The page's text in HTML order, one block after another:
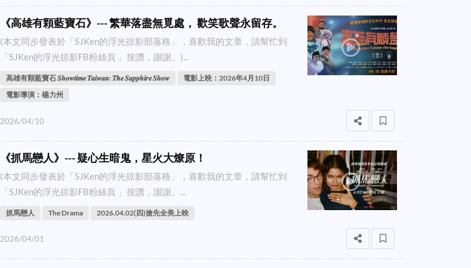
《高雄有顆藍寶石》--- 繁華落盡無覓處， 歡笑歌聲永留存。
(本文同步發表於「SJKen的浮光掠影部落格」，喜歡我的文章，請幫忙到
「SJKen的浮光掠影FB粉絲頁 」按讚，謝謝。)...
高雄有顆藍寶石 𝑺𝒉𝒐𝒘𝒕𝒊𝒎𝒆 𝑻𝒂𝒊𝒘𝒂𝒏: 𝑻𝒉𝒆 𝑺𝒂𝒑𝒑𝒉𝒊𝒓𝒆 𝑺𝒉𝒐𝒘
電影上映：2026年4月10日
電影導演：楊力州
2026/04/10
《抓馬戀人》--- 疑心生暗鬼，星火大燎原！
(本文同步發表於「SJKen的浮光掠影部落格」，喜歡我的文章，請幫忙到
「SJKen的浮光掠影FB粉絲頁 」按讚，謝謝。...
抓馬戀人 The Drama 2026.04.02(四)搶先全美上映
2026/04/01